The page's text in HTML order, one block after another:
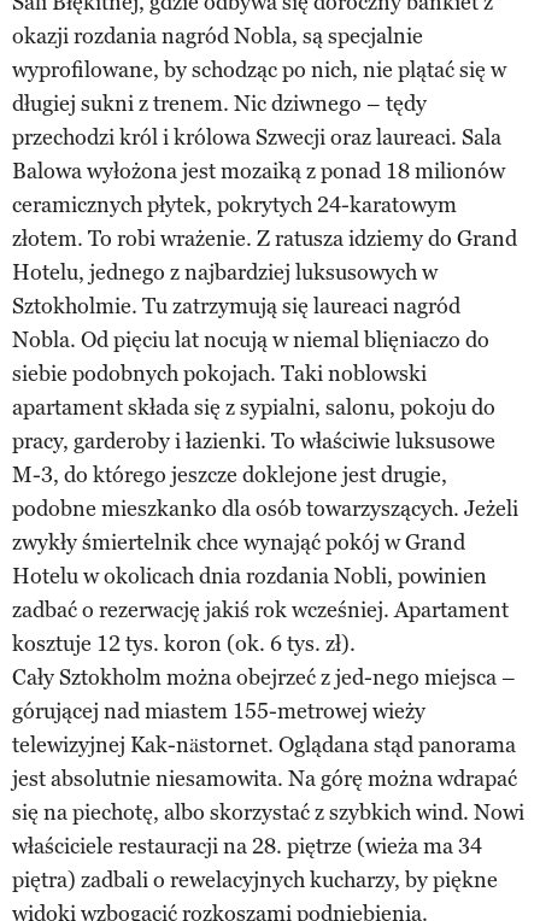
okazji rozdania nagród Nobla, są specjalnie
wyprofilowane, by schodząc po nich, nie plątać się w
długiej sukni z trenem. Nic dziwnego – tędy
przechodzi król i królowa Szwecji oraz laureaci. Sala
Balowa wyłożona jest mozaiką z ponad 18 milionów
ceramicznych płytek, pokrytych 24-karatowym
złotem. To robi wrażenie. Z ratusza idziemy do Grand
Hotelu, jednego z najbardziej luksusowych w
Sztokholmie. Tu zatrzymują się laureaci nagród
Nobla. Od pięciu lat nocują w niemal blięniaczo do
siebie podobnych pokojach. Taki noblowski
apartament składa się z sypialni, salonu, pokoju do
pracy, garderoby i łazienki. To właściwie luksusowe
M-3, do którego jeszcze doklejone jest drugie,
podobne mieszkanko dla osób towarzyszących. Jeżeli
zwykły śmiertelnik chce wynająć pokój w Grand
Hotelu w okolicach dnia rozdania Nobli, powinien
zadbać o rezerwację jakiś rok wcześniej. Apartament
kosztuje 12 tys. koron (ok. 6 tys. zł).
Cały Sztokholm można obejrzeć z jed-nego miejsca –
górującej nad miastem 155-metrowej wieży
telewizyjnej Kak-nästornet. Oglądana stąd panorama
jest absolutnie niesamowita. Na górę można wdrapać
się na piechotę, albo skorzystać z szybkich wind. Nowi
właściciele restauracji na 28. piętrze (wieża ma 34
piętra) zadbali o rewelacyjnych kucharzy, by piękne
widoki wzbogacić rozkoszami podniebienia.